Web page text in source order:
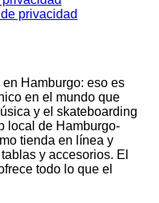
privacidad
Hamburgo: eso es
en el mundo que
y el skateboarding
local de Hamburgo-
tienda en línea y
y accesorios. El
todo lo que el